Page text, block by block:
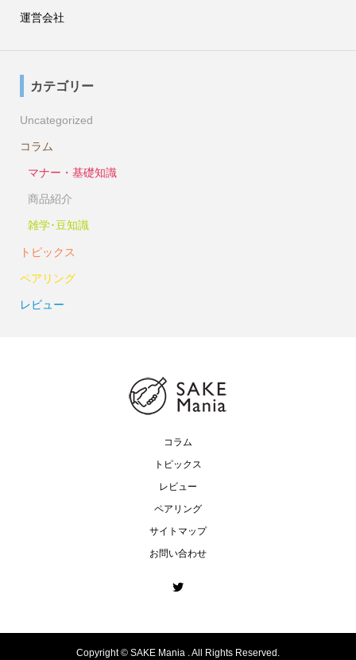
運営会社
カテゴリー
Uncategorized
コラム
マナー・基礎知識
商品紹介
雑学･豆知識
トピックス
ペアリング
レビュー
コラム
トピックス
レビュー
ペアリング
サイトマップ
お問い合わせ
Copyright © SAKE Mania . All Rights Reserved.